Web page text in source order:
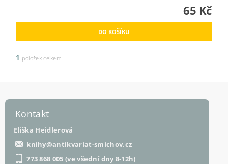
65 Kč
1 položek celkem
Kontakt
Eliška Heidlerová
knihy@antikvariat-smichov.cz
773 868 005 (ve všední dny 8-12h)